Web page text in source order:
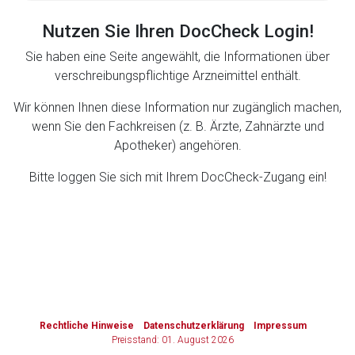
Nutzen Sie Ihren DocCheck Login!
Sie haben eine Seite angewählt, die Informationen über
verschreibungspflichtige Arzneimittel enthält.
Wir können Ihnen diese Information nur zugänglich machen,
wenn Sie den Fachkreisen (z. B. Ärzte, Zahnärzte und
Apotheker) angehören.
Bitte loggen Sie sich mit Ihrem DocCheck-Zugang ein!
Rechtliche Hinweise Datenschutzerklärung
Impressum
Preisstand: 01. August 2026
Zurück zur rote-liste.de Zur Seite